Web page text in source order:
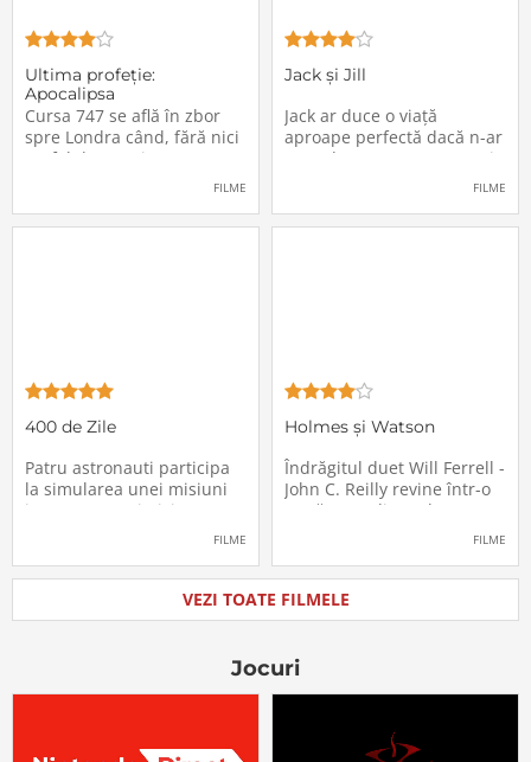
Ultima profeţie:
Apocalipsa
Cursa 747 se află în zbor
spre Londra când, fără nici
un fel de avertisment,
pasagerii încep să dispară
locurile lor. Teroarea și
FILME
Jack și Jill
Jack ar duce o viață
aproape perfectă dacă n-ar
avea de suportat o excepție
sărbători - sora lui
FILME
400 de Zile
Patru astronauti participa
la simularea unei misiuni
in care sunt trimisi pe o
psihologice pe care le are
calatoria in spatiu. Starea
mentala a astronautilor
FILME
Holmes și Watson
Îndrăgitul duet Will Ferrell -
John C. Reilly revine într-o
nouă comedie: Holmes &
Watson, povestea super-
Holmes și a asistentului
său, dr. Watson, inspirată
de romanul best-seller al
De data
FILME
VEZI TOATE FILMELE
Jocuri